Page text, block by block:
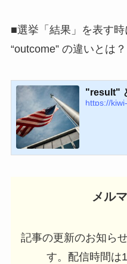
■選挙「結果」を表す時
“outcome” の違いとは？
"result"
https://
メル
記事の更新のお知ら
す。配信時間は